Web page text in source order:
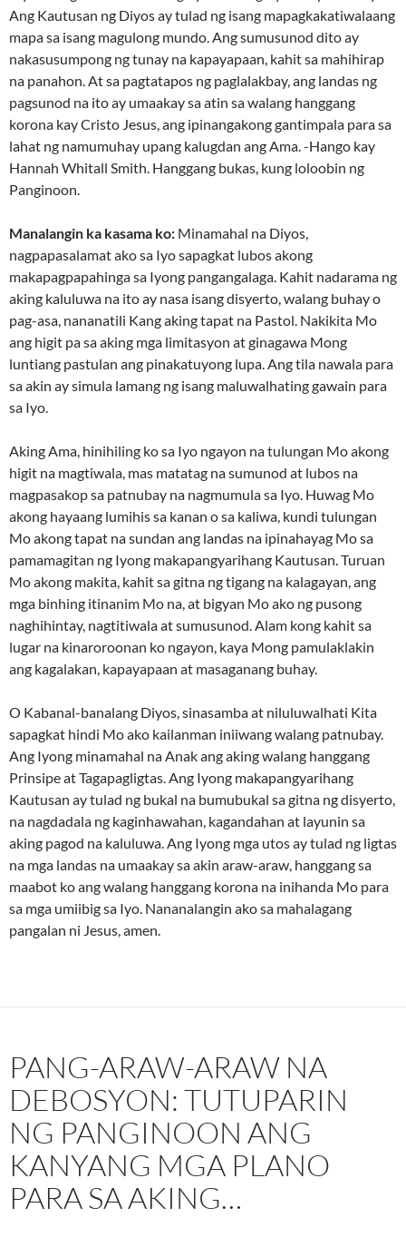
Ang Kautusan ng Diyos ay tulad ng isang mapagkakatiwalaang
mapa sa isang magulong mundo. Ang sumusunod dito ay
nakasusumpong ng tunay na kapayapaan, kahit sa mahihirap
na panahon. At sa pagtatapos ng paglalakbay, ang landas ng
pagsunod na ito ay umaakay sa atin sa walang hanggang
korona kay Cristo Jesus, ang ipinangakong gantimpala para sa
lahat ng namumuhay upang kalugdan ang Ama. -Hango kay
Hannah Whitall Smith. Hanggang bukas, kung loloobin ng
Panginoon.
Manalangin ka kasama ko: Minamahal na Diyos,
nagpapasalamat ako sa Iyo sapagkat lubos akong
makapagpapahinga sa Iyong pangangalaga. Kahit nadarama ng
aking kaluluwa na ito ay nasa isang disyerto, walang buhay o
pag-asa, nananatili Kang aking tapat na Pastol. Nakikita Mo
ang higit pa sa aking mga limitasyon at ginagawa Mong
luntiang pastulan ang pinakatuyong lupa. Ang tila nawala para
sa akin ay simula lamang ng isang maluwalhating gawain para
sa Iyo.
Aking Ama, hinihiling ko sa Iyo ngayon na tulungan Mo akong
higit na magtiwala, mas matatag na sumunod at lubos na
magpasakop sa patnubay na nagmumula sa Iyo. Huwag Mo
akong hayaang lumihis sa kanan o sa kaliwa, kundi tulungan
Mo akong tapat na sundan ang landas na ipinahayag Mo sa
pamamagitan ng Iyong makapangyarihang Kautusan. Turuan
Mo akong makita, kahit sa gitna ng tigang na kalagayan, ang
mga binhing itinanim Mo na, at bigyan Mo ako ng pusong
naghihintay, nagtitiwala at sumusunod. Alam kong kahit sa
lugar na kinaroroonan ko ngayon, kaya Mong pamulaklakin
ang kagalakan, kapayapaan at masaganang buhay.
O Kabanal-banalang Diyos, sinasamba at niluluwalhati Kita
sapagkat hindi Mo ako kailanman iniiwang walang patnubay.
Ang Iyong minamahal na Anak ang aking walang hanggang
Prinsipe at Tagapagligtas. Ang Iyong makapangyarihang
Kautusan ay tulad ng bukal na bumubukal sa gitna ng disyerto,
na nagdadala ng kaginhawahan, kagandahan at layunin sa
aking pagod na kaluluwa. Ang Iyong mga utos ay tulad ng ligtas
na mga landas na umaakay sa akin araw-araw, hanggang sa
maabot ko ang walang hanggang korona na inihanda Mo para
sa mga umiibig sa Iyo. Nananalangin ako sa mahalagang
pangalan ni Jesus, amen.
PANG-ARAW-ARAW NA
DEBOSYON: TUTUPARIN
NG PANGINOON ANG
KANYANG MGA PLANO
PARA SA AKING…